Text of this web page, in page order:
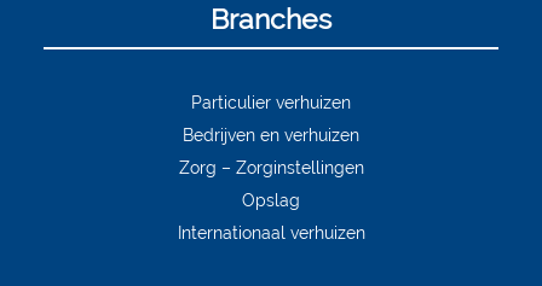
Branches
Particulier verhuizen
Bedrijven en verhuizen
Zorg – Zorginstellingen
Opslag
Internationaal verhuizen